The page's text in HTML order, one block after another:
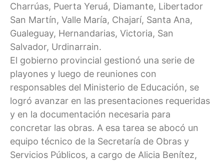
Charrúas, Puerta Yeruá, Diamante, Libertador
San Martín, Valle María, Chajarí, Santa Ana,
Gualeguay, Hernandarias, Victoria, San
Salvador, Urdinarrain.
El gobierno provincial gestionó una serie de
playones y luego de reuniones con
responsables del Ministerio de Educación, se
logró avanzar en las presentaciones requeridas
y en la documentación necesaria para
concretar las obras. A esa tarea se abocó un
equipo técnico de la Secretaría de Obras y
Servicios Públicos, a cargo de Alicia Benítez,